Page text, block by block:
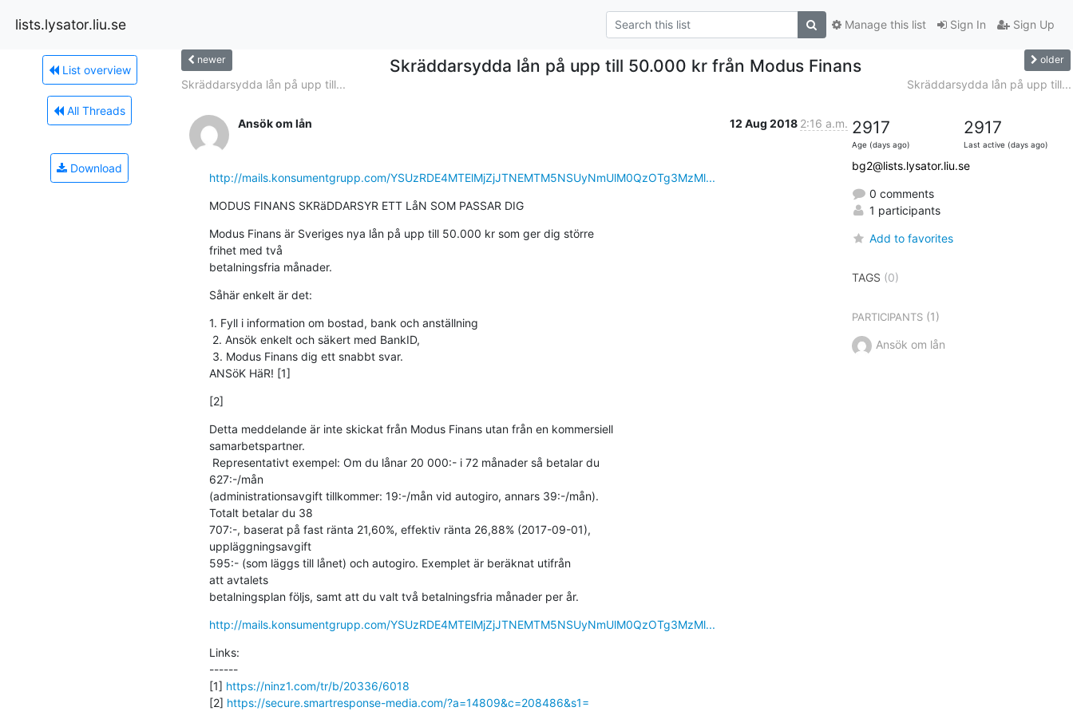
lists.lysator.liu.se Sign In Sign Up
Manage this list
List overview
All Threads
Download
newer Skräddarsydda lån på upp till 50.000 kr från Modus Finans older
Skräddarsydda lån på upp till... Skräddarsydda lån på upp till...
Ansök om lån 12 Aug 2018 2:16 a.m.
http://mails.konsumentgrupp.com/YSUzRDE4MTElMjZjJTNEMTM5NSUyNmUlM0QzOTg3MzMl...
MODUS FINANS SKRäDDARSYR ETT LåN SOM PASSAR DIG
Modus Finans är Sveriges nya lån på upp till 50.000 kr som ger dig större
frihet med två
betalningsfria månader.
Såhär enkelt är det:
1. Fyll i information om bostad, bank och anställning
ANSöK HäR! [1]
[2]
Detta meddelande är inte skickat från Modus Finans utan från en kommersiell
samarbetspartner.
627:-/mån
(administrationsavgift tillkommer: 19:-/mån vid autogiro, annars 39:-/mån).
Totalt betalar du 38
707:-, baserat på fast ränta 21,60%, effektiv ränta 26,88% (2017-09-01),
uppläggningsavgift
595:- (som läggs till lånet) och autogiro. Exemplet är beräknat utifrån
att avtalets
betalningsplan följs, samt att du valt två betalningsfria månader per år.
http://mails.konsumentgrupp.com/YSUzRDE4MTElMjZjJTNEMTM5NSUyNmUlM0QzOTg3MzMl...
Links:
------
[1] https://ninz1.com/tr/b/20336/6018
[2] https://secure.smartresponse-media.com/?a=14809&c=208486&s1=
2917
Age (days ago)
2917
Last active (days ago)
bg2@lists.lysator.liu.se
0 comments
1 participants
Add to favorites
TAGS (0)
PARTICIPANTS(1)
Ansök om lån